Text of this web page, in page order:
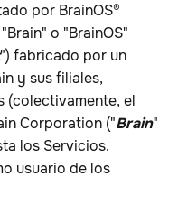
por BrainOS®
o "BrainOS"
") fabricado por un
y sus filiales,
(colectivamente, el
Corporation ("Brain"
los Servicios.
usuario de los